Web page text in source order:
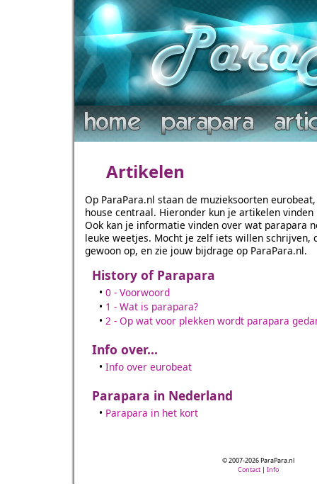
Artikelen
Op ParaPara.nl staan de muzieksoorten
house centraal. Hieronder kun je artikelen
Ook kan je informatie vinden over wat parapara
leuke weetjes. Mocht je zelf iets willen schrijven,
gewoon op, en zie jouw bijdrage op ParaPara.nl.
History of Parapara
• 0 - Voorwoord
• 1 - Wat is parapara?
• 2 - Op wat voor plekken wordt parapara
Info over...
• Info over eurobeat
Parapara in Nederland
• Parapara in het kort
© 2007-2026 ParaPara.nl
Contact | Info